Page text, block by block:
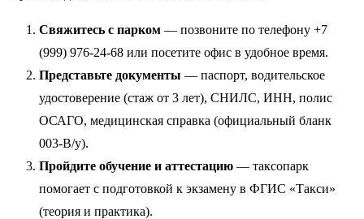
Свяжитесь с парком — позвоните по телефону +7
(999) 976-24-68 или посетите офис в удобное время.
Представьте документы — паспорт, водительское
удостоверение (стаж от 3 лет), СНИЛС, ИНН, полис
ОСАГО, медицинская справка (официальный бланк
003-В/у).
Пройдите обучение и аттестацию — таксопарк
помогает с подготовкой к экзамену в ФГИС «Такси»
(теория и практика).